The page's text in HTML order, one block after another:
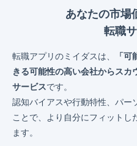
あなたの市場
転職
転職アプリのミイダスは、
「
きる可能性の高い会社からスカ
サービスです。
認知バイアスや行動特性、パー
ことで、より自分にフィットし
ます。